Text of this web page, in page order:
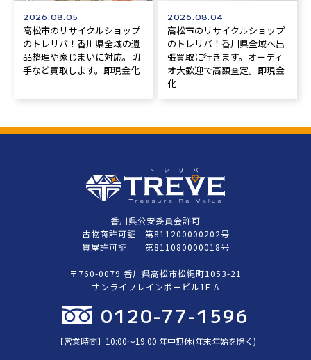
2026.08.05
高松市のリサイクルショップ
のトレリバ！香川県全域の遺
品整理や家じまいに対応。切
手など買取します。即現金化
2026.08.04
高松市のリサイクルショップ
のトレリバ！香川県全域へ出
張買取に行きます。オーディ
オ大歓迎で高額査定。即現金
化
香川県公安委員会許可
古物商許可証 第811200000202号
質屋許可証 第811080000018号
〒760-0079 香川県高松市松縄町1053-21
サンライフレインボービル1F-A
0120-77-1596
【営業時間】10:00〜19:00 年中無休(年末年始を除く)